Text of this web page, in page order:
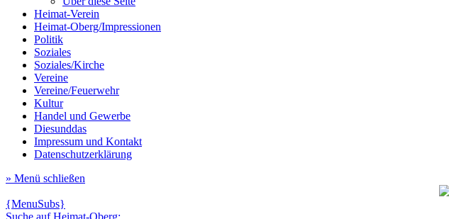
Heimat-Verein
Heimat-Oberg/Impressionen
Politik
Soziales
Soziales/Kirche
Vereine
Vereine/Feuerwehr
Kultur
Handel und Gewerbe
Diesunddas
Impressum und Kontakt
Datenschutzerklärung
» Menü schließen
{MenuSubs}
Suche auf Heimat-Oberg: